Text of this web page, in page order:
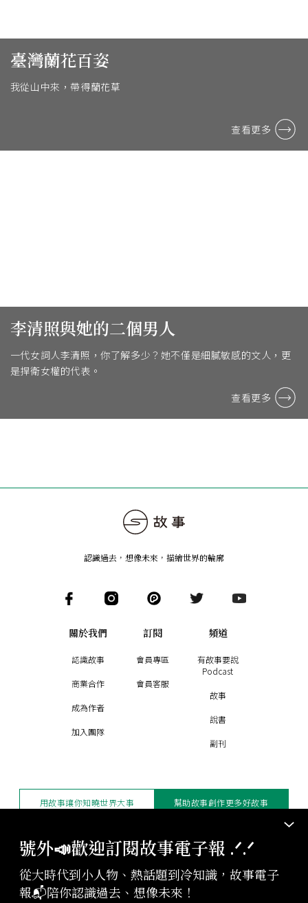
臺灣蘭花百姿
我從山中來，帶得蘭花草
查看更多
李清照與她的二個男人
一代女詞人李清照，你了解多少？她不僅是細膩敏感的文人，更
是捍衛女權的代表。
查看更多
號外📣歡迎訂閱故事電子報 .ᐟ‪‪.ᐟ
從大時代到小人物、熱話題到冷知識，故事電子
報📬陪你認識過去、想像未來！
認識過去，想像未來 ， 描繪世界的輪廓
關於我們
認識故事
商業合作
成為作者
加入團隊
訂閱
會員專區
會員客服
頻道
有故事要說
Podcast
故事
說書
副刊
版權聲明與轉載規範
授權與合作：contact@storystudio.tw
用故事讓你知曉世界大事 幫助故事創作更多好故事